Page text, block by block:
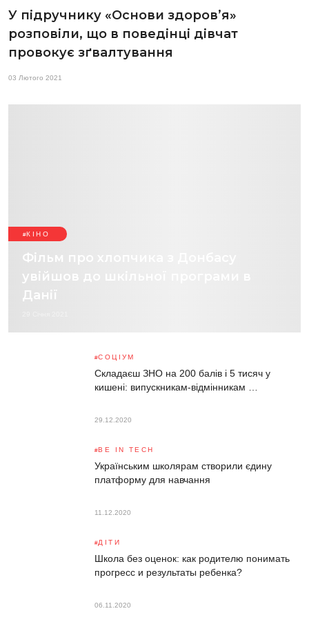
У підручнику «Основи здоров’я»
розповіли, що в поведінці дівчат
провокує зґвалтування
03 Лютого 2021
КІНО
Фільм про хлопчика з Донбасу
увійшов до шкільної програми в
Данії
СОЦІУМ
Складаєш ЗНО на 200 балів і 5 тисяч у
кишені: випускникам-відмінникам …
29.12.2020
BE IN TECH
Українським школярам створили єдину
платформу для навчання
11.12.2020
ДІТИ
Школа без оценок: как родителю понимать
прогресс и результаты ребенка?
06.11.2020